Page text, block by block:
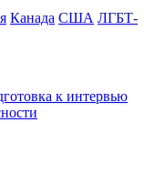
Канада США ЛГБТ-
к интервью